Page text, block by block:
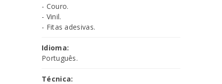
- Couro.
- Vinil.
- Fitas adesivas.
Idioma:
Português.
Técnica: